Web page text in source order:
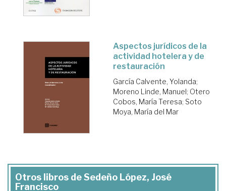
Aspectos jurídicos de la
actividad hotelera y de
restauración
García Calvente, Yolanda;
Moreno Linde, Manuel; Otero
Cobos, María Teresa; Soto
Moya, María del Mar
Otros libros de Sedeño López, José
Francisco